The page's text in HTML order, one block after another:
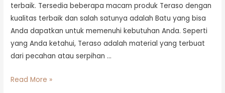
terbaik. Tersedia beberapa macam produk Teraso dengan
kualitas terbaik dan salah satunya adalah Batu yang bisa
Anda dapatkan untuk memenuhi kebutuhan Anda. Seperti
yang Anda ketahui, Teraso adalah material yang terbuat
dari pecahan atau serpihan …
Read More »